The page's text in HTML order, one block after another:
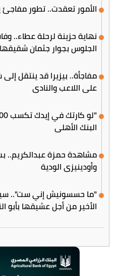
الأمور تعقدت.. تطور مفاجئ
نهاية حزينة لرحلة عطاء..
الجلوس بجوار جثمان شقيقها 3 أيام
مفاجأة.. بيزيرا قد ينتقل
على اللاعب والنادي
البنك الأهلي
مشاهدة حمزة عبدالكريم..
وأودينيزي الودية
الأخير من أجل عشيقها بأبو